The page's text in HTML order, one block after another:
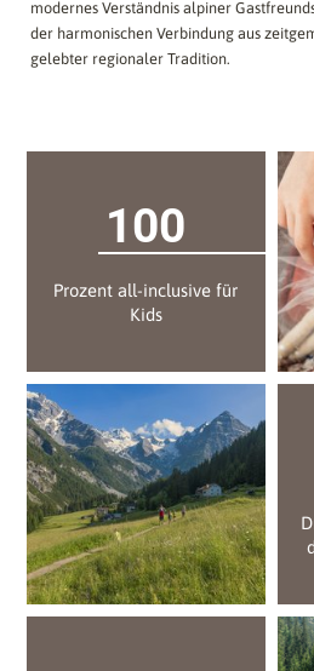
modernes Verständnis alpiner
der harmonischen Verbindung aus
gelebter regionaler Tradition.
100
Prozent all-inclusive für
Kids